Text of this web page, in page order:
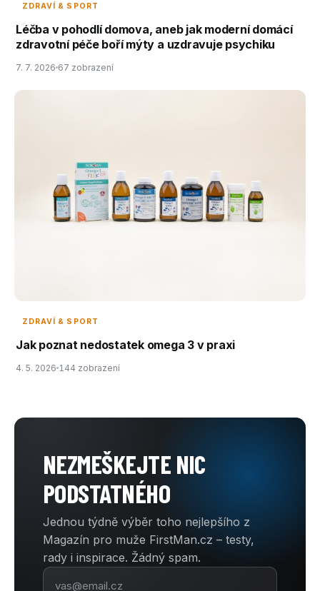
ZDRAVÍ & SPORT
Léčba v pohodlí domova, aneb jak moderní domácí
zdravotní péče boří mýty a uzdravuje psychiku
7. 7. 2026 67 zobrazení
ZDRAVÍ & SPORT
Jak poznat nedostatek omega 3 v praxi
4. 5. 2026 144 zobrazení
NEZMEŠKEJTE NIC
PODSTATNÉHO
Jednou týdně výběr toho nejlepšího z
Magazín pro muže FirstMan.cz – testy,
rady i inspirace. Žádný spam.